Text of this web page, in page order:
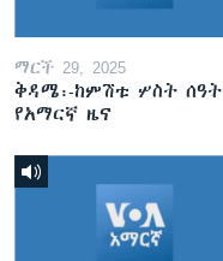
ማርች 29, 2025
ቅዳሜ፡-ከምሽቱ ሦስት ሰዓት
የአማርኛ ዜና